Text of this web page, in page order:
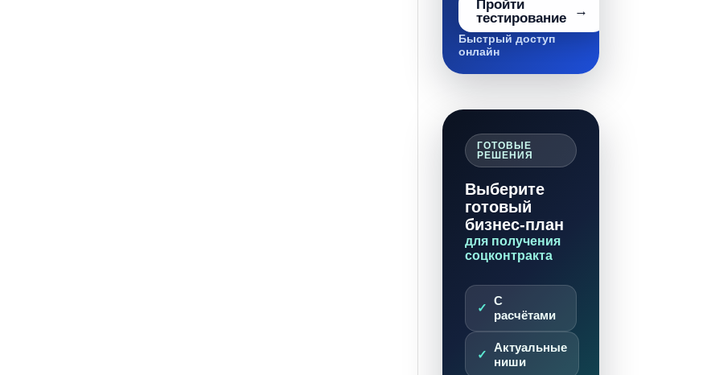
Пройти
тестирование
Быстрый доступ
онлайн
ГОТОВЫЕ
РЕШЕНИЯ
Выберите
готовый
бизнес-план
для получения
соцконтракта
С
расчётами
Актуальные
ниши